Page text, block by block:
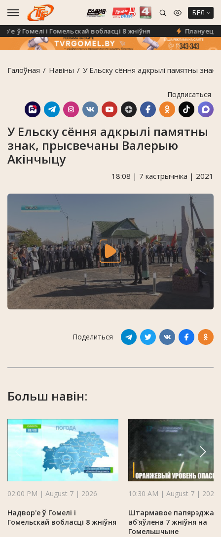
БЕЛ
Гомелі і Гомельскай вобласці 8 жніўня Плануеце на
Галоўная Навiны У Ельску сёння адкрылі памятны
Подписаться
У Ельску сёння адкрылі памятны
знак, прысвечаны Валерыю
Акінчыцу
18:08 | 7 кастрычніка | 2021
Поделиться
Больш навін:
02:00 PM | August 7 | 2026
Надвор'е ў Гомелі і
Гомельскай вобласці 8 жніўня
10:30 AM | August 7 | 2026
Штармавое
аб'яўлена 7 жніўня на
Гомельшчыне